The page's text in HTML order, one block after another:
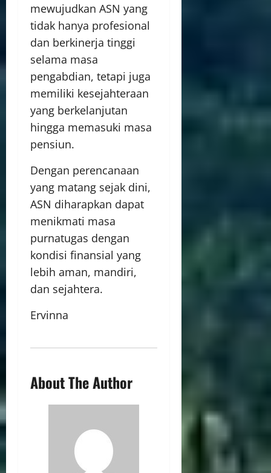
mewujudkan ASN yang
tidak hanya profesional
dan berkinerja tinggi
selama masa
pengabdian, tetapi juga
memiliki kesejahteraan
yang berkelanjutan
hingga memasuki masa
pensiun.
Dengan perencanaan
yang matang sejak dini,
ASN diharapkan dapat
menikmati masa
purnatugas dengan
kondisi finansial yang
lebih aman, mandiri,
dan sejahtera.
Ervinna
About The Author